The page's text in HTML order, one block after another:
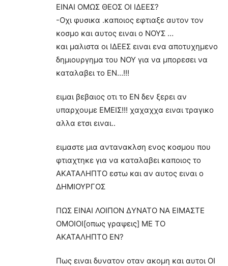
ΕΙΝΑΙ ΟΜΩΣ ΘΕΟΣ ΟΙ ΙΔΕΕΣ?
-Οχι φυσικα .καποιος εφτιαξε αυτον τον
κοσμο και αυτος ειναι ο ΝΟΥΣ …
και μαλιστα οι ΙΔΕΕΣ ειναι ενα αποτυχημενο
δημιουργημα του ΝΟΥ για να μπορεσει να
καταλαβει το ΕΝ…!!!
ειμαι βεβαιος οτι το ΕΝ δεν ξερει αν
υπαρχουμε ΕΜΕΙΣ!!! χαχαχχα ειναι τραγικο
αλλα ετσι ειναι..
ειμαστε μια αντανακλση ενος κοσμου που
φτιαχτηκε για να καταλαβει καποιος το
ΑΚΑΤΑΛΗΠΤΟ εστω και αν αυτος ειναι ο
ΔΗΜΙΟΥΡΓΟΣ
ΠΩΣ ΕΙΝΑΙ ΛΟΙΠΟΝ ΔΥΝΑΤΟ ΝΑ ΕΙΜΑΣΤΕ
ΟΜΟΙΟΙ[οπως γραψεις] ΜΕ ΤΟ
ΑΚΑΤΑΛΗΠΤΟ ΕΝ?
Πως ειναι δυνατον οταν ακομη και αυτοι ΟΙ